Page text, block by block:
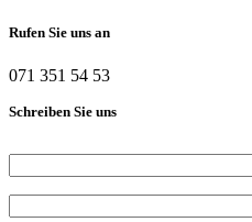
Rufen Sie uns an
071 351 54 53
Schreiben Sie uns